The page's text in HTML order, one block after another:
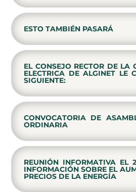
ESTO TAMBIÉN PASARÁ
EL CONSEJO RECTOR DE LA
ELECTRICA DE ALGINET LE
SIGUIENTE:
CONVOCATORIA DE
ORDINARIA
REUNIÓN INFORMATIVA EL
INFORMACIÓN SOBRE EL
PRECIOS DE LA ENERGÍA